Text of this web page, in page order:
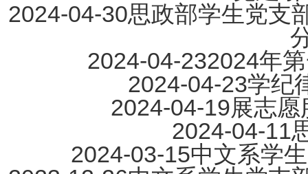
2024-04-30思政部学生党支
2024-04-232024年
2024-04-23学纪
2024-04-19展志
2024-04-11
2024-03-15中文系学